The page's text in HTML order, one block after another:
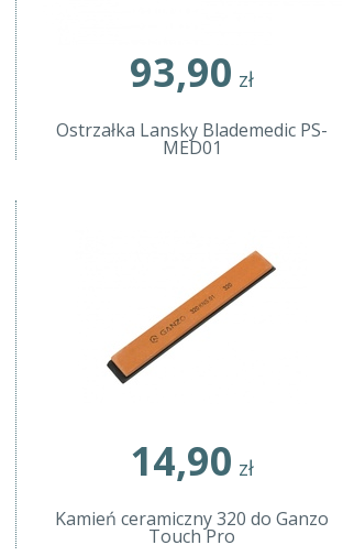
93,90 zł
Ostrzałka Lansky Blademedic PS-
MED01
14,90 zł
Kamień ceramiczny 320 do Ganzo
Touch Pro